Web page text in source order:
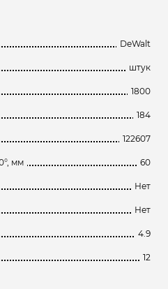
DeWalt
штук
1800
184
122607
мм 60
Нет
Нет
4.9
12